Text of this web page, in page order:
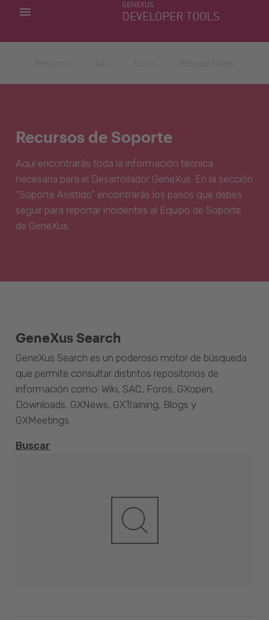
GENEXUS
DEVELOPER TOOLS
MIS APLICACIONES
Recursos de Soporte
Aquí encontrarás toda la información técnica
necesaria para el Desarrollador GeneXus. En la sección
“Soporte Asistido” encontrarás los pasos que debes
seguir para reportar incidentes al Equipo de Soporte
de GeneXus.
GeneXus Search
GeneXus Search es un poderoso motor de búsqueda
que permite consultar distintos repositorios de
información como: Wiki, SAC, Foros, GXopen,
Downloads, GXNews, GXTraining, Blogs y
GXMeetings.
Buscar